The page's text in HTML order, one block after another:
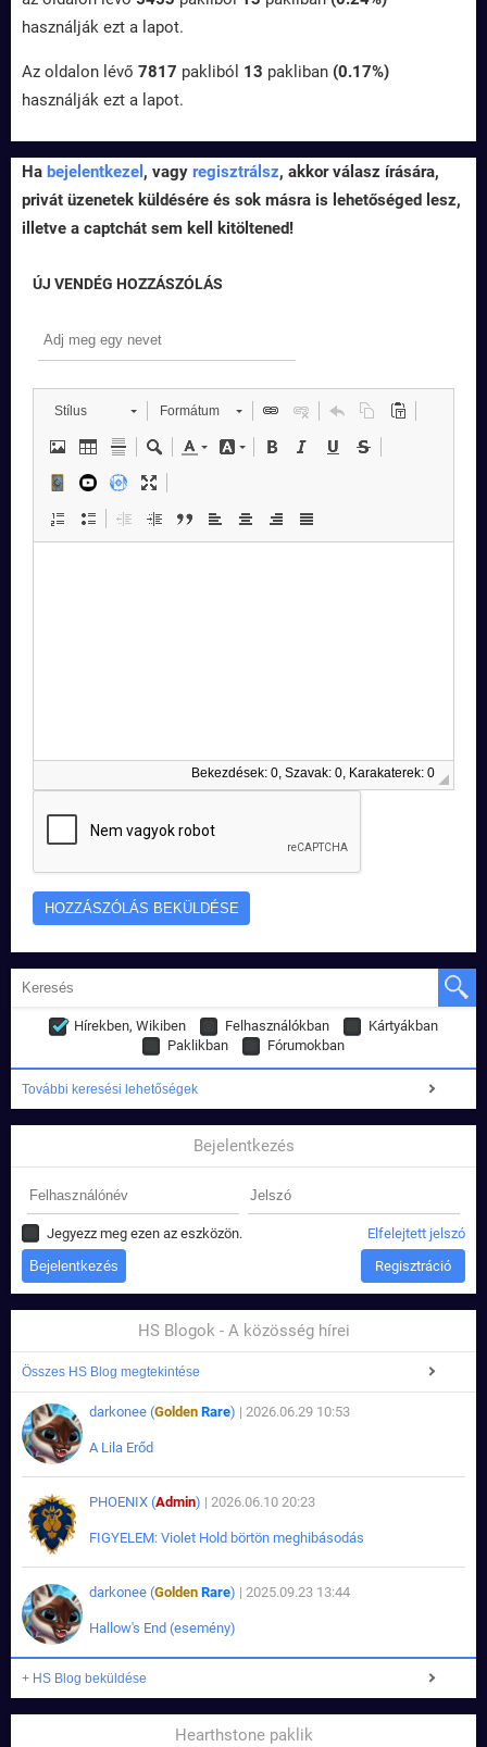
használják ezt a lapot.
Az oldalon lévő 7817 pakliból 13 pakliban (0.17%)
használják ezt a lapot.
Ha bejelentkezel , vagy regisztrálsz, akkor válasz írására,
privát üzenetek küldésére és sok másra is lehetőséged lesz,
illetve a captchát sem kell kitöltened!
ÚJ VENDÉG HOZZÁSZÓLÁS
Stílus Formátum
Bekezdések: 0, Szavak: 0, Karakaterek: 0
Hírekben, Wikiben Felhasználókban
Kártyákban
Paklikban
Fórumokban
További keresési lehetőségek
Bejelentkezés
Jegyezz meg ezen az eszközön. Elfelejtett jelszó
Regisztráció
HS Blogok - A közösség hírei
Összes HS Blog megtekintése
darkonee (Golden Rare) | 2026.06.29 10:53
A Lila Erőd
PHOENIX (Admin) | 2026.06.10 20:23
FIGYELEM: Violet Hold börtön meghibásodás
darkonee (Golden Rare) | 2025.09.23 13:44
Hallow's End (esemény)
+ HS Blog beküldése
Hearthstone paklik